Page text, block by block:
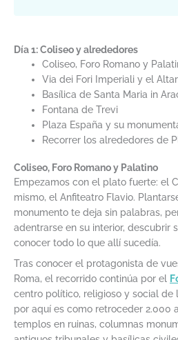
Día 1: Coliseo y alrededores
Coliseo, Foro Romano y
Via dei Fori Imperiali y el
Basílica de Santa Maria in
Fontana de Trevi
Plaza España y su
Recorrer los alrededores de
Coliseo, Foro Romano y Palatino
Empezamos con el plato fuerte: el
mismo, el Anfiteatro Flavio.
monumento te deja sin palabras,
adentrarse en su interior, descubrir
conocer todo lo que allí sucedía.
Tras conocer el protagonista de
Roma, el recorrido continúa por el
centro político, religioso y social de
por aquí es como retroceder 2.000
templos en ruinas, columnas